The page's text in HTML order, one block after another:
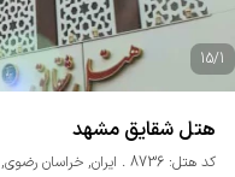
15/1
هتل شقایق مشهد
کد هتل: 8736 ایران, خراسان رضوی,